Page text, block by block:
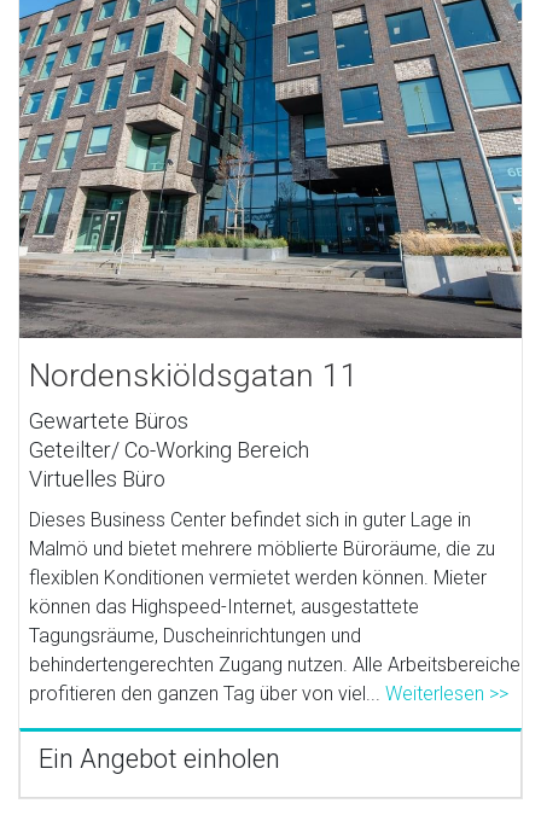
Nordenskiöldsgatan 11
Gewartete Büros
Geteilter/ Co-Working Bereich
Virtuelles Büro
Dieses Business Center befindet sich in guter Lage in
Malmö und bietet mehrere möblierte Büroräume, die zu
flexiblen Konditionen vermietet werden können. Mieter
können das Highspeed-Internet, ausgestattete
Tagungsräume, Duscheinrichtungen und
behindertengerechten Zugang nutzen. Alle Arbeitsbereiche
profitieren den ganzen Tag über von viel...Weiterlesen >>
Ein Angebot einholen